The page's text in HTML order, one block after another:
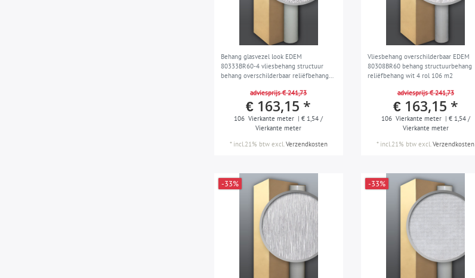
Behang glasvezel look EDEM
80333BR60-4 vliesbehang structuur
behang overschilderbaar reliëfbehang
adviesprijs € 241,73
€ 163,15 *
106 Vierkante meter | € 1,54 /
Vierkante meter
* incl.21% btwexcl.Verzendkosten
Vliesbehang overschilderbaar EDEM
80308BR60 behang structuurbehang
reliëfbehang wit 4 rol 106 m2
adviesprijs € 241,73
€ 163,15 *
106 Vierkante meter | € 1,54 /
Vierkante meter
* incl.21% btw excl.Verzendkosten
-33% -33%